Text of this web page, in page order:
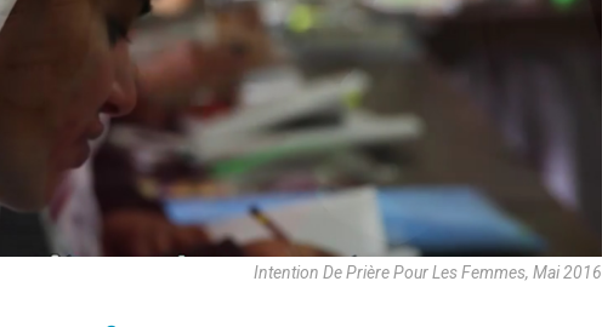
Intention De Prière Pour Les Femmes, Mai 2016